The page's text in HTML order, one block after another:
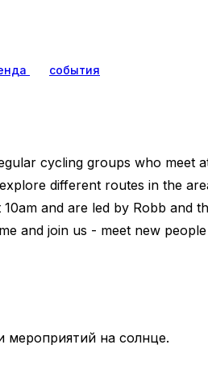
события
cycling groups who meet
different routes in the
and are led by Robb and
and join us - meet new
мероприятий на солнце.